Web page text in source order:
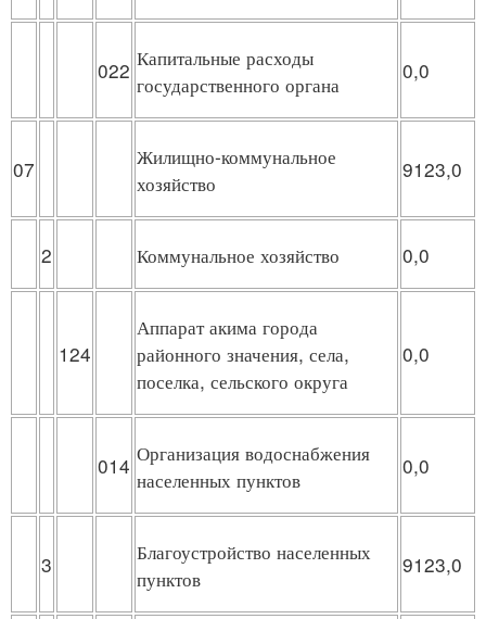
022 Капитальные расходы
государственного органа
0,0
07
Жилищно-коммунальное
хозяйство
9123,0
2 Коммунальное хозяйство 0,0
124
Аппарат акима города
районного значения, села,
поселка, сельского округа
0,0
014 Организация водоснабжения
населенных пунктов
0,0
3
Благоустройство населенных
пунктов
9123,0